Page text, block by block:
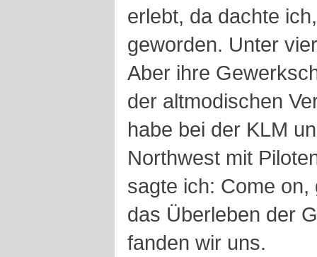
erlebt, da dachte
geworden. Unter
Aber ihre
der altmodischen
habe bei der KLM
Northwest mit
sagte ich: Come
das Überleben der
fanden wir uns.